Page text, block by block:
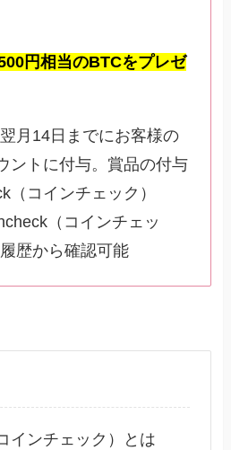
円相当のBTCをプレゼ
月14日までにお客様の
ントに付与。賞品の付与
（コインチェック）
（コインチェッ
歴から確認可能
インチェック）とは